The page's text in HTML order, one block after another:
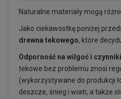
Naturalne materiały mogą
Jako ciekawostkę poniżej
drewna tekowego, które
Odporność na wilgoć i
tekowe bez problemu znosi
(wykorzystywane do produkcji
deszcze, śnieg i wiatr, a także